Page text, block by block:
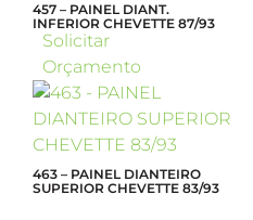
457 – PAINEL DIANT.
INFERIOR CHEVETTE 87/93
Solicitar
Orçamento
463 – PAINEL DIANTEIRO
SUPERIOR CHEVETTE 83/93